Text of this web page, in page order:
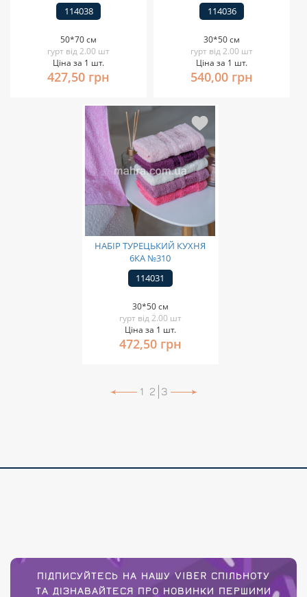
114038
50*70 см
гурт від 2.00 шт
Ціна за 1 шт.
427,50 грн
114036
30*50 см
гурт від 2.00 шт
Ціна за 1 шт.
540,00 грн
НАБІР ТУРЕЦЬКИЙ КУХНЯ
6КА №310
114031
30*50 см
гурт від 2.00 шт
Ціна за 1 шт.
472,50 грн
1 2 3
ПІДПИСУЙТЕСЬ НА НАШУ VIBER СПІЛЬНОТУ
ТА ДІЗНАВАЙТЕСЯ ПРО НОВИНКИ ПЕРШИМИ